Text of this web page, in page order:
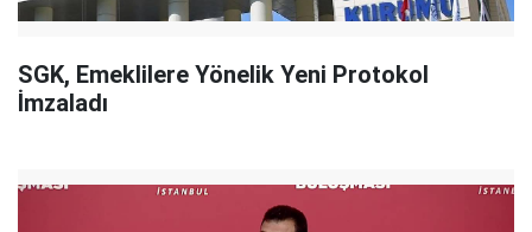
SGK, Emeklilere Yönelik Yeni Protokol
İmzaladı